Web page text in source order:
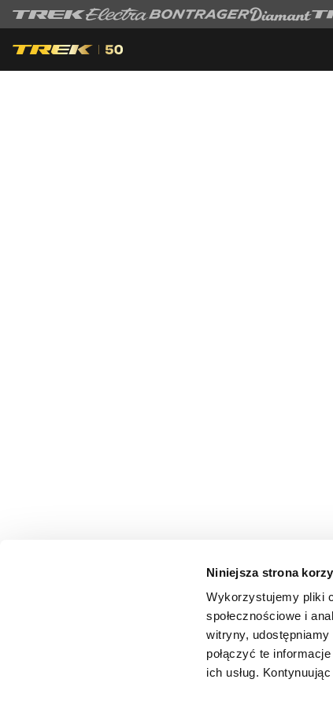
Niniejsza strona
Wykorzystujemy pliki
społecznościowe i
witryny,
połączyć te
ich usług.